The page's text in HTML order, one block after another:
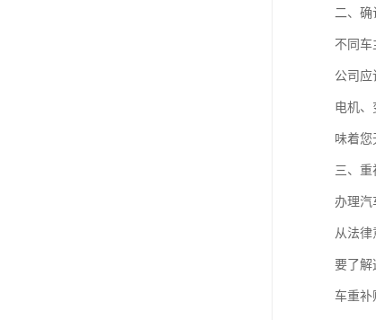
二、确
不同车
公司应
电机、
味着您
三、重
办理汽
从法律
要了解
车重补